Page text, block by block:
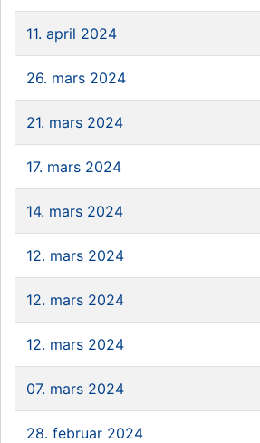
11. april 2024
26. mars 2024
21. mars 2024
17. mars 2024
14. mars 2024
12. mars 2024
12. mars 2024
12. mars 2024
07. mars 2024
28. februar 2024